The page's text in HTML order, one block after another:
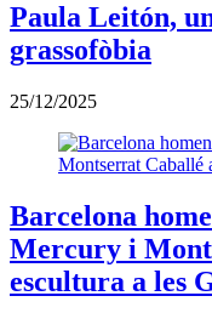
Paula Leitón,
grassofòbia
25/12/2025
Barcelona
Mercury i
escultura a les